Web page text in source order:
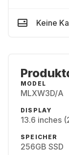
Keine
MODEL
MLXW3D/A
DISPLAY
13.6 inches
SPEICHER
256GB SSD